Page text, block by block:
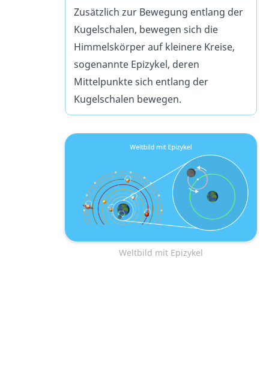
Zusätzlich zur Bewegung entlang der
Kugelschalen, bewegen sich die
Himmelskörper auf kleinere Kreise,
sogenannte Epizykel, deren
Mittelpunkte sich entlang der
Kugelschalen bewegen.
Weltbild mit Epizykel